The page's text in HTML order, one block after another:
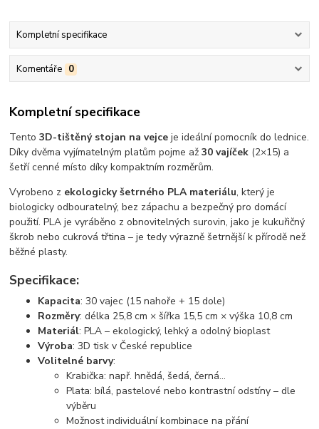
Kompletní specifikace
Komentáře 0
Kompletní specifikace
Tento3D-tištěný stojan na vejce je ideální pomocník do lednice.
Díky dvěma vyjímatelným platům pojme až30 vajíček (2×15) a
šetří cenné místo díky kompaktním rozměrům.
Vyrobeno z ekologicky šetrného PLA materiálu, který je
biologicky odbouratelný, bez zápachu a bezpečný pro domácí
použití. PLA je vyráběno z obnovitelných surovin, jako je kukuřičný
škrob nebo cukrová třtina – je tedy výrazně šetrnější k přírodě než
běžné plasty.
Specifikace:
Kapacita: 30 vajec (15 nahoře + 15 dole)
Rozměry: délka 25,8 cm × šířka 15,5 cm × výška 10,8 cm
Materiál: PLA – ekologický, lehký a odolný bioplast
Výroba: 3D tisk v České republice
Volitelné barvy:
Krabička: např. hnědá, šedá, černá...
Plata: bílá, pastelové nebo kontrastní odstíny – dle
výběru
Možnost individuální kombinace na přání